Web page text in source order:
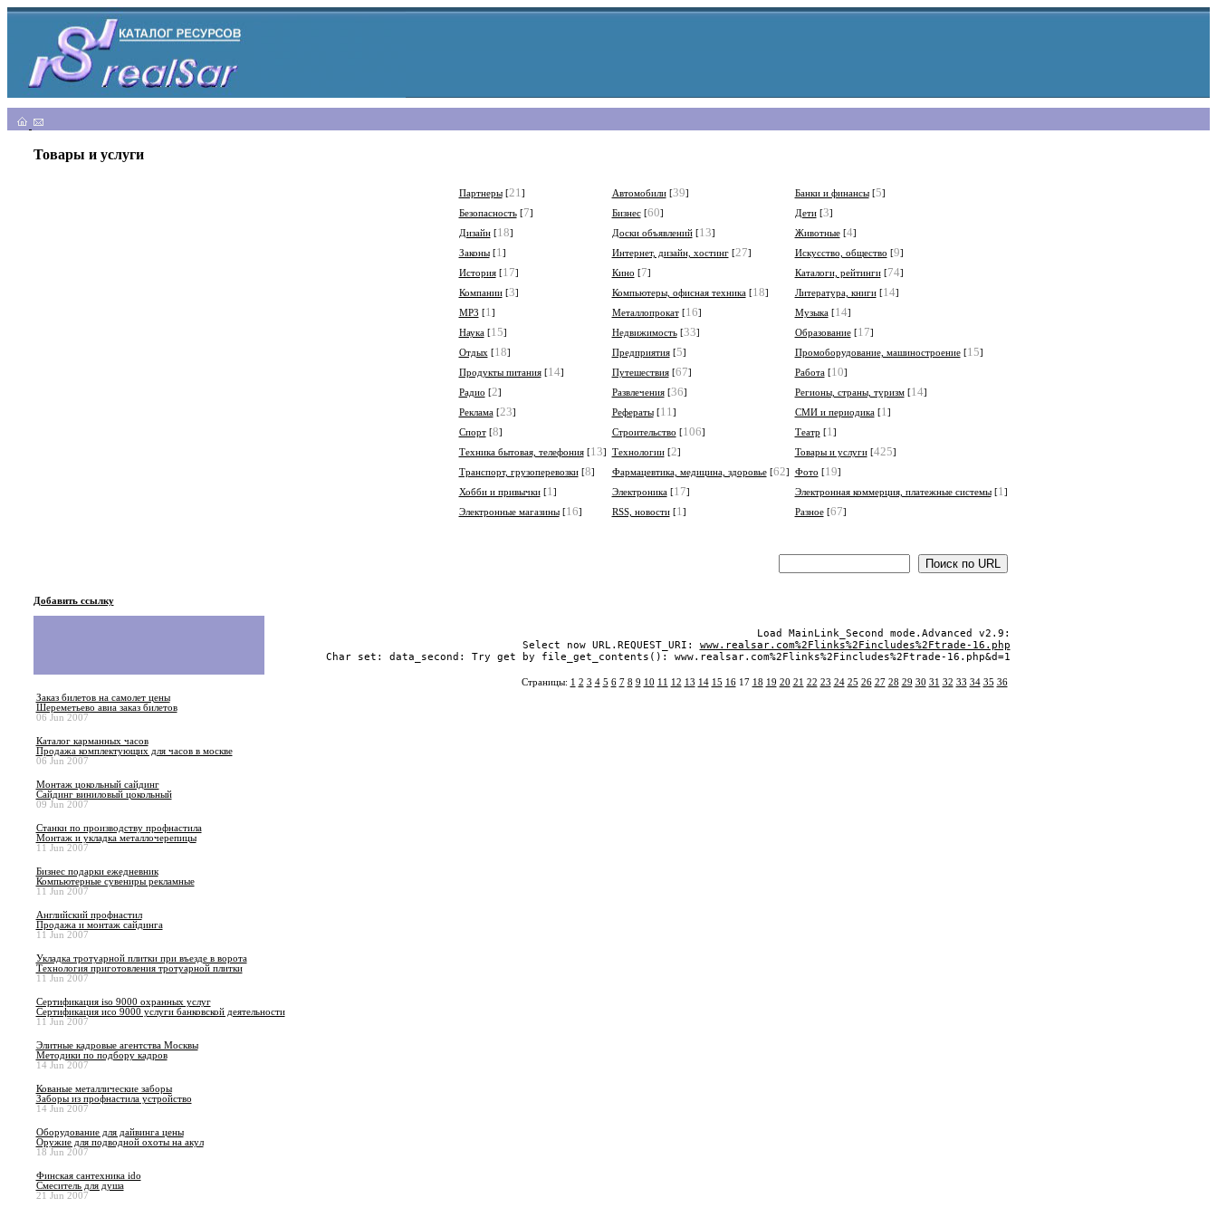
Товары и услуги
Партнеры[21 ] Автомобили[39] Банки и финансы[5]
Безопасность[7] Бизнес[60] Дети[3]
Дизайн[18] Доски объявлений[13] Животные[4]
Законы[1 ] Интернет, дизайн, хостинг[27] Искусство, общество [9]
История[17] Кино [7] Каталоги, рейтинги[74]
Компании[3] Компьютеры, офисная техника[18] Литература, книги[14]
МР3 [1 ] Металлопрокат[16] Музыка[14]
Наука[15] Недвижимость[33] Образование[17]
Отдых [18] Предприятия[5] Промоборудование, машиностроение[15]
Продукты питания[14] Путешествия[67] Работа[10]
Радио [2] Развлечения[36] Регионы, страны, туризм[14]
Реклама[23] Рефераты[11 ] СМИ и периодика[1 ]
Спорт[8] Строительство [106] Театр [1 ]
Техника бытовая, телефония[13] Технологии[2] Товары и услуги[425]
Транспорт, грузоперевозки[8] Фармацевтика, медицина, здоровье[62] Фото [19]
Хобби и привычки[1 ] Электроника[17] Электронная коммерция, платежные системы[1 ]
Электронные магазины[16] RSS, новости[1 ] Разное[67]
Добавить ссылку
Load MainLink_Second mode.Advanced v2.9:
Select now URL.REQUEST_URI: www.realsar.com%2Flinks%2Fincludes%2Ftrade-16.php
Char set: data_second: Try get by file_get_contents(): www.realsar.com%2Flinks%2Fincludes%2Ftrade-16.php&d=1
Страницы: 1 2 3 4 5 6 7 8 9 10 11 12 13 14 15 1617 18 19 20 21 22 23 24 25 26 27 28 29 30 31 32 33 34 35 36
Заказ билетов на самолет цены
Шереметьево авиа заказ билетов
06 Jun 2007
Каталог карманных часов
Продажа комплектующих для часов в москве
06 Jun 2007
Монтаж цокольный сайдинг
Сайдинг виниловый цокольный
09 Jun 2007
Станки по производству профнастила
Монтаж и укладка металлочерепицы
11 Jun 2007
Бизнес подарки ежедневник
Компьютерные сувениры рекламные
11 Jun 2007
Английский профнастил
Продажа и монтаж сайдинга
11 Jun 2007
Укладка тротуарной плитки при въезде в ворота
Технология приготовления тротуарной плитки
11 Jun 2007
Сертификация iso 9000 охранных услуг
Сертификация исо 9000 услуги банковской деятельности
11 Jun 2007
Элитные кадровые агентства Москвы
Методики по подбору кадров
14 Jun 2007
Кованые металлические заборы
Заборы из профнастила устройство
14 Jun 2007
Оборудование для дайвинга цены
Оружие для подводной охоты на акул
18 Jun 2007
Финская сантехника ido
Смеситель для душа
21 Jun 2007